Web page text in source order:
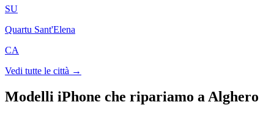
SU
Quartu Sant'Elena
CA
Vedi tutte le città →
Modelli iPhone che ripariamo a Alghero